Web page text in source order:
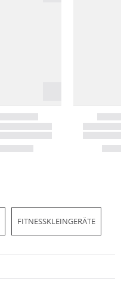
FITNESSKLEINGERÄTE